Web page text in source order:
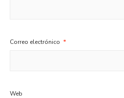
Correo electrónico *
Web